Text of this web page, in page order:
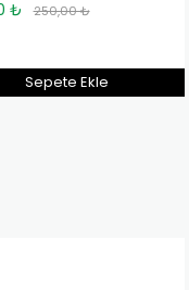
250,00 ₺
Sepete Ekle